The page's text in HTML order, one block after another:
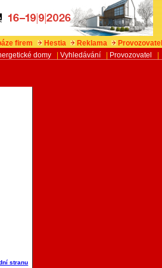
firem Hestia Reklama
Provozovatel
domy Vyhledávání Provozovatel
stranu